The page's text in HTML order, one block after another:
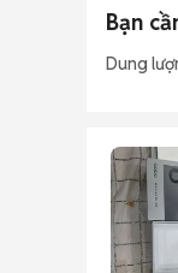
Bạn
Dung